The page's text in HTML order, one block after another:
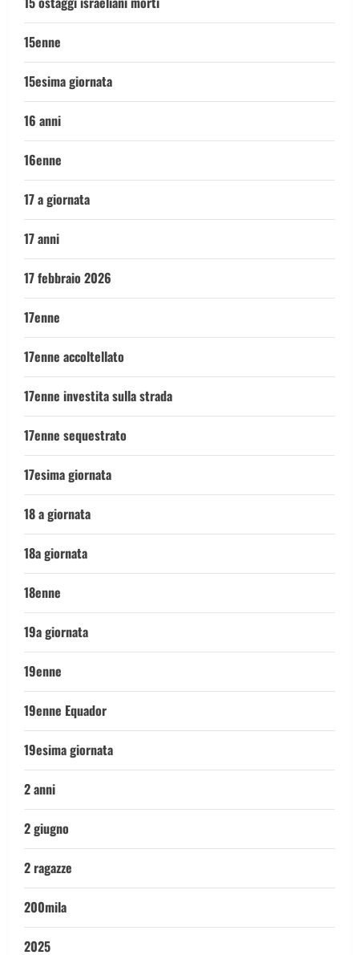
15enne
15esima giornata
16 anni
16enne
17 a giornata
17 anni
17 febbraio 2026
17enne
17enne accoltellato
17enne investita sulla strada
17enne sequestrato
17esima giornata
18 a giornata
18a giornata
18enne
19a giornata
19enne
19enne Equador
19esima giornata
2 anni
2 giugno
2 ragazze
200mila
2025